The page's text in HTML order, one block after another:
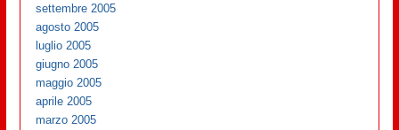
settembre 2005
agosto 2005
luglio 2005
giugno 2005
maggio 2005
aprile 2005
marzo 2005